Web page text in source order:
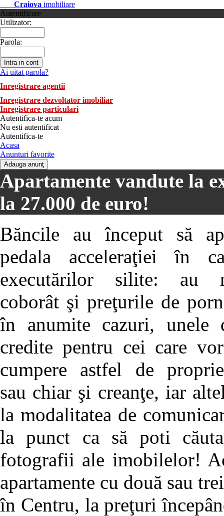
Craiova imobiliare
Autentificare
Utilizator:
Parola:
Ai uitat parola?
Inregistrare agentii
Inregistrare dezvoltator imobiliar
Inregistrare particulari
Autentifica-te acum
Nu esti autentificat
Autentifica-te
Acasa
Anunturi favorite
Apartamente vandute la
la 27.000 de euro!
Băncile au început să
pedala acceleraţiei în
executărilor silite: au
coborât şi preţurile de
în anumite cazuri, unele
credite pentru cei care
cumpere astfel de
sau chiar şi creanţe, iar
la modalitatea de
la punct ca să poti
fotografii ale imobilelor!
apartamente cu două sau
în Centru, la preţuri